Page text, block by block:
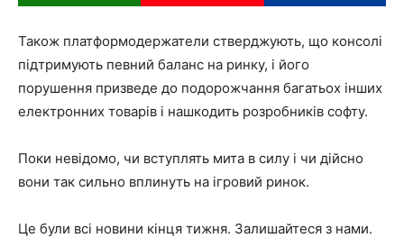
Також платформодержатели стверджують, що консолі
підтримують певний баланс на ринку, і його
порушення призведе до подорожчання багатьох інших
електронних товарів і нашкодить розробників софту.
Поки невідомо, чи вступлять мита в силу і чи дійсно
вони так сильно вплинуть на ігровий ринок.
Це були всі новини кінця тижня. Залишайтеся з нами.